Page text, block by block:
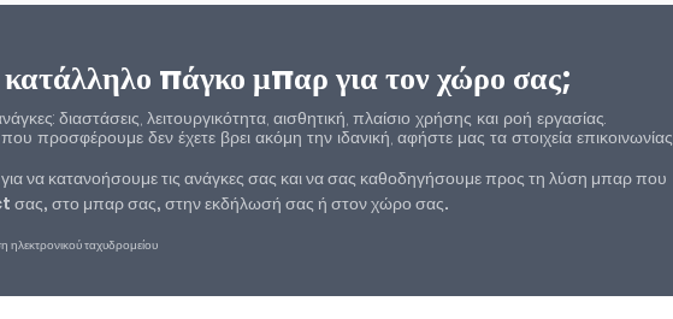
κατάλληλο πάγκο μπαρ για τον χώρο σας;
διαστάσεις, λειτουργικότητα, αισθητική, πλαίσιο χρήσης και ροή εργασίας.
προσφέρουμε δεν έχετε βρει ακόμη την ιδανική, αφήστε μας τα στοιχεία επικοινωνίας
να κατανοήσουμε τις ανάγκες σας και να σας καθοδηγήσουμε προς τη λύση μπαρ που
σας, στο μπαρ σας, στην εκδήλωσή σας ή στον χώρο σας.
ηλεκτρονικού ταχυδρομείου